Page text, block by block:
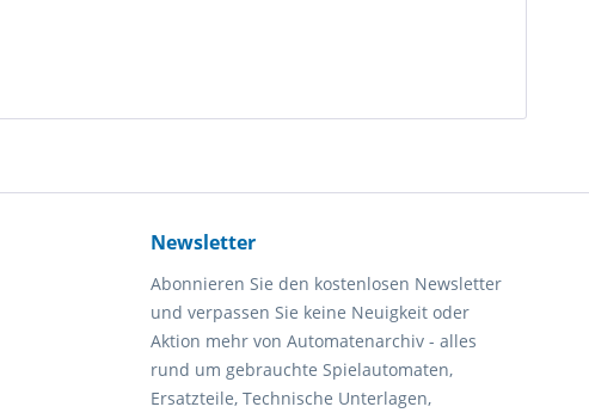
Newsletter
Abonnieren Sie den kostenlosen Newsletter
und verpassen Sie keine Neuigkeit oder
Aktion mehr von Automatenarchiv - alles
rund um gebrauchte Spielautomaten,
Ersatzteile, Technische Unterlagen,